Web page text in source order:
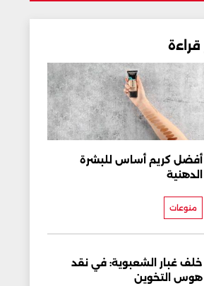
قراءة
أفضل كريم أساس للبشرة
الدهنية
منوعات
خلف غبار الشعبوية: في نقد
هوس التخوين